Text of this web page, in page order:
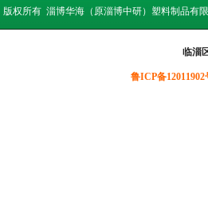
版权所有 淄博华海（原淄博中研）塑料制品有
临淄
鲁ICP备